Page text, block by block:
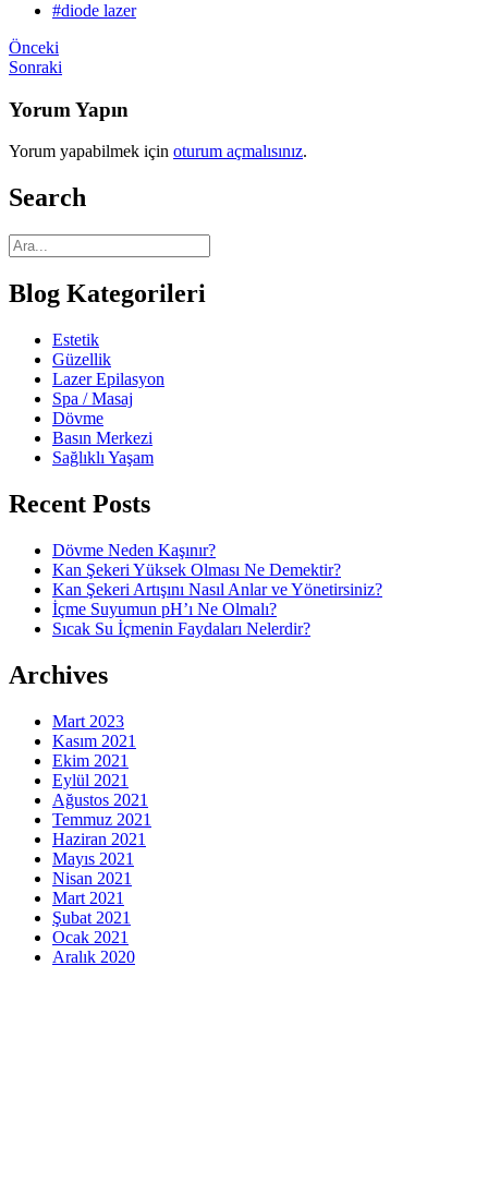
#diode lazer
Önceki
Sonraki
Yorum Yapın
Yorum yapabilmek için oturum açmalısınız.
Search
Blog Kategorileri
Estetik
Güzellik
Lazer Epilasyon
Spa / Masaj
Dövme
Basın Merkezi
Sağlıklı Yaşam
Recent Posts
Dövme Neden Kaşınır?
Kan Şekeri Yüksek Olması Ne Demektir?
Kan Şekeri Artışını Nasıl Anlar ve Yönetirsiniz?
İçme Suyumun pH’ı Ne Olmalı?
Sıcak Su İçmenin Faydaları Nelerdir?
Archives
Mart 2023
Kasım 2021
Ekim 2021
Eylül 2021
Ağustos 2021
Temmuz 2021
Haziran 2021
Mayıs 2021
Nisan 2021
Mart 2021
Şubat 2021
Ocak 2021
Aralık 2020